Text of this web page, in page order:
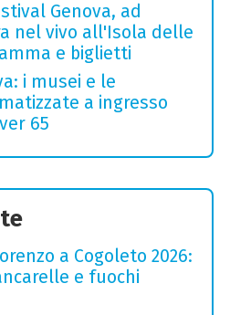
Genova, ad
nel vivo all'Isola delle
e biglietti
i musei e le
a ingresso
65
a Cogoleto 2026:
e fuochi